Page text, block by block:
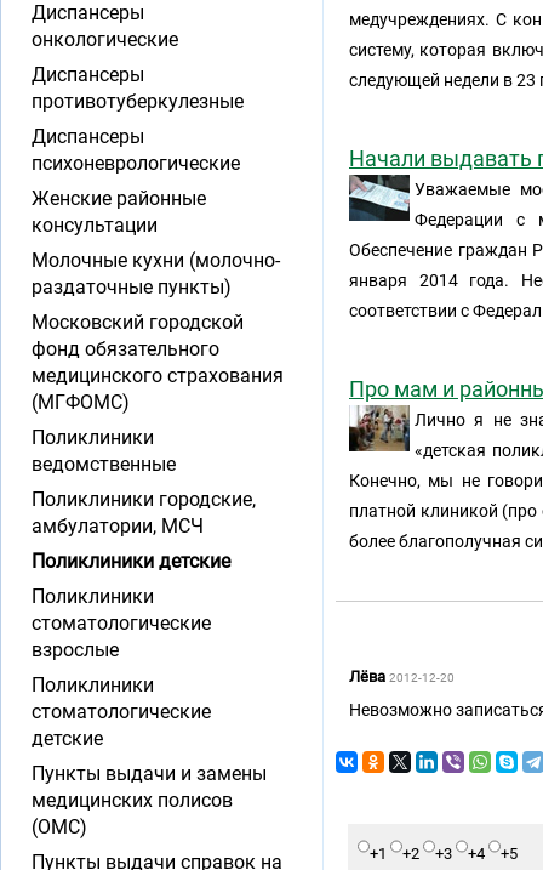
медучреждениях. С
систему, которая
следующей недели в 23
Начали выдавать
Уважаемые
Федерации с
Обеспечение граждан
января 2014 года.
соответствии с
Про мам и
Лично я не
«детская
Конечно, мы не
платной клиникой
более благополучная
Лёва 2012-12-20
Невозможно
+1 +2 +3 +4 +5
Диспансеры
онкологические
Диспансеры
противотуберкулезные
Диспансеры
психоневрологические
Женские районные
консультации
Молочные кухни (молочно-
раздаточные пункты)
Московский городской
фонд обязательного
медицинского страхования
(МГФОМС)
Поликлиники
ведомственные
Поликлиники городские,
амбулатории, МСЧ
Поликлиники детские
Поликлиники
стоматологические
взрослые
Поликлиники
стоматологические
детские
Пункты выдачи и замены
медицинских полисов
(ОМС)
Пункты выдачи справок на